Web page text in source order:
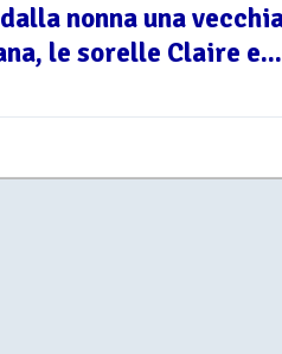
nonna una
le sorelle Claire e...